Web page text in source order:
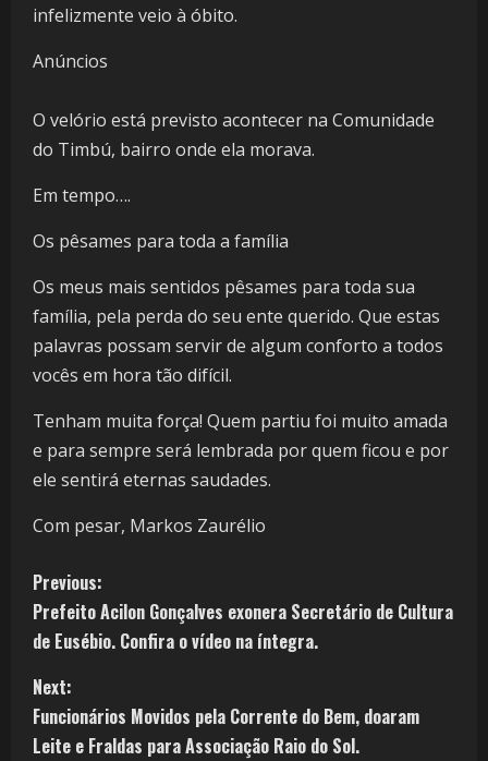
infelizmente veio à óbito.
Anúncios
O velório está previsto acontecer na Comunidade
do Timbú, bairro onde ela morava.
Em tempo….
Os pêsames para toda a família
Os meus mais sentidos pêsames para toda sua
família, pela perda do seu ente querido. Que estas
palavras possam servir de algum conforto a todos
vocês em hora tão difícil.
Tenham muita força! Quem partiu foi muito amada
e para sempre será lembrada por quem ficou e por
ele sentirá eternas saudades.
Com pesar, Markos Zaurélio
Previous:
Prefeito Acilon Gonçalves exonera Secretário de Cultura
de Eusébio. Confira o vídeo na íntegra.
Next:
Funcionários Movidos pela Corrente do Bem, doaram
Leite e Fraldas para Associação Raio do Sol.